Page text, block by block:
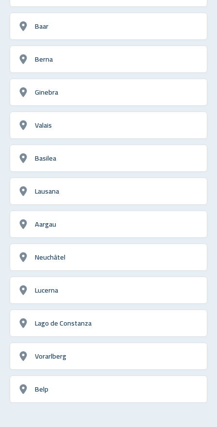
Baar
Berna
Ginebra
Valais
Basilea
Lausana
Aargau
Neuchâtel
Lucerna
Lago de Constanza
Vorarlberg
Belp